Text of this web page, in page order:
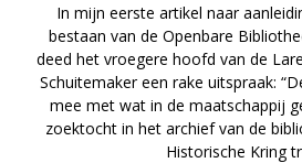
In mijn eerste artikel naar
bestaan van de Openbare
deed het vroegere hoofd van de
Schuitemaker een rake uitspraak:
mee met wat in de maatschappij
zoektocht in het archief van de
Historische Kring